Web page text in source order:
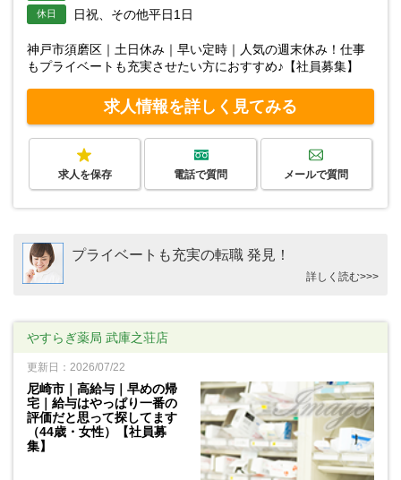
休日 日祝、その他平日1日
神戸市須磨区｜土日休み｜早い定時｜人気の週末休み！仕事
もプライベートも充実させたい方におすすめ♪【社員募集】
求人情報を詳しく見てみる
求人を保存 電話で質問 メールで質問
プライベートも充実の転職 発見！
詳しく読む>>>
やすらぎ薬局 武庫之荘店
更新日：2026/07/22
尼崎市｜高給与｜早めの帰
宅｜給与はやっぱり一番の
評価だと思って探してます
（44歳・女性）【社員募
集】